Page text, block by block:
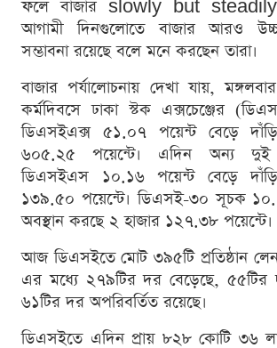
ফলে বাজার slowly but steadily
আগামী দিনগুলোতে বাজার আরও
সম্ভাবনা রয়েছে বলে মনে করছেন তারা।
বাজার পর্যালোচনায় দেখা যায়,
কর্মদিবসে ঢাকা স্টক এক্সচেঞ্জের
ডিএসইএক্স ৫১.০৭ পয়েন্ট বেড়ে
৬০৫.২৫ পয়েন্টে। এদিন অন্য দুই
ডিএসইএস ১০.১৬ পয়েন্ট বেড়ে
১৩৯.৫০ পয়েন্টে। ডিএসই-৩০ সূচক
অবস্থান করছে ২ হাজার ১২৭.৩৮ পয়েন্টে।
আজ ডিএসইতে মোট ৩৯৫টি প্রতিষ্ঠান
এর মধ্যে ২৭৯টির দর বেড়েছে,
৬১টির দর অপরিবর্তিত রয়েছে।
ডিএসইতে এদিন প্রায় ৮২৮ কোটি ৩৬